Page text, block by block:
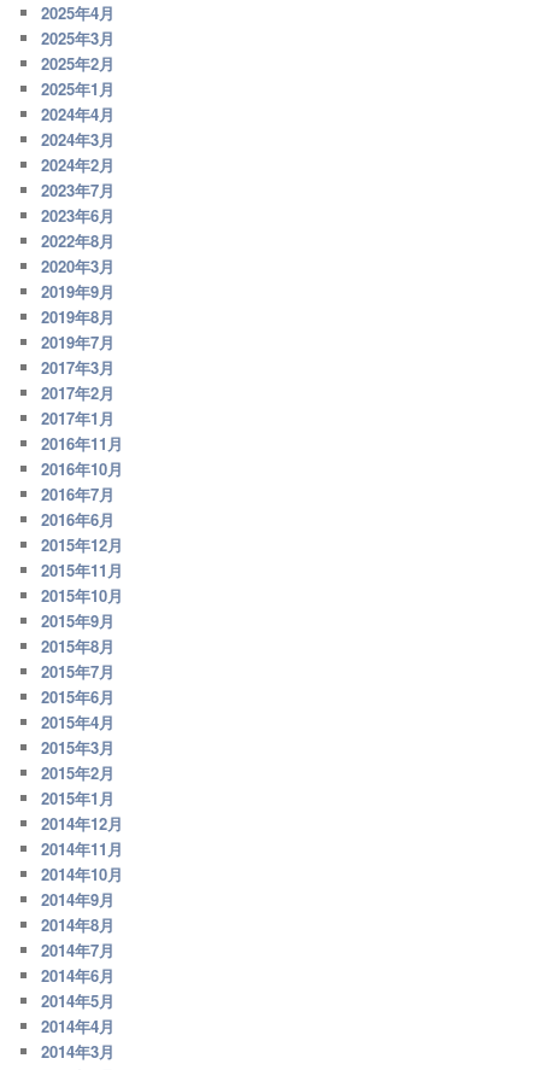
2025年4月
2025年3月
2025年2月
2025年1月
2024年4月
2024年3月
2024年2月
2023年7月
2023年6月
2022年8月
2020年3月
2019年9月
2019年8月
2019年7月
2017年3月
2017年2月
2017年1月
2016年11月
2016年10月
2016年7月
2016年6月
2015年12月
2015年11月
2015年10月
2015年9月
2015年8月
2015年7月
2015年6月
2015年4月
2015年3月
2015年2月
2015年1月
2014年12月
2014年11月
2014年10月
2014年9月
2014年8月
2014年7月
2014年6月
2014年5月
2014年4月
2014年3月